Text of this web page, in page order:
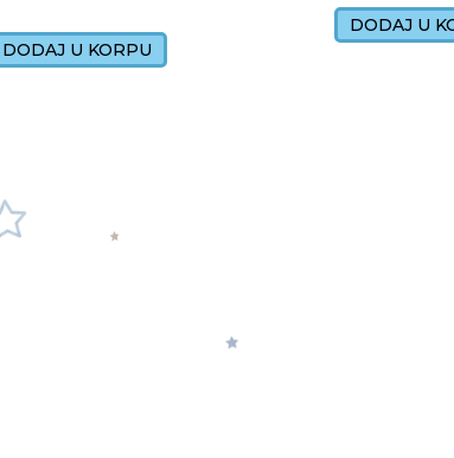
DODAJ U KORPU
DODAJ U